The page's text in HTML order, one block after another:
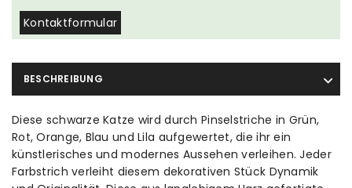
Kontaktformular
BESCHREIBUNG
Diese schwarze Katze wird durch Pinselstriche in Grün,
Rot, Orange, Blau und Lila aufgewertet, die ihr ein
künstlerisches und modernes Aussehen verleihen. Jeder
Farbstrich verleiht diesem dekorativen Stück Dynamik